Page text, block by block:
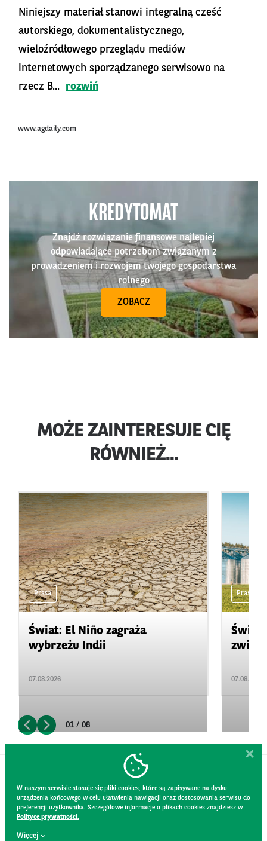
Niniejszy materiał stanowi integralną cześć
autorskiego, dokumentalistycznego,
wieloźródłowego przeglądu mediów
internetowych sporządzanego serwisowo na
rzecz B...
rozwiń
www.agdaily.com
KREDYTOMAT
Znajdź rozwiązanie finansowe najlepiej
odpowiadające potrzebom związanym z
prowadzeniem i rozwojem twojego gospodarstwa
rolnego
ZOBACZ
MOŻE ZAINTERESUJE CIĘ
RÓWNIEŻ...
Prasa
Świat: El Niño zagraża
wybrzeżu Indii
07.08.2026
Prasa
07.08.2026
01 / 08
W naszym serwisie stosuje się pliki cookies, które są zapisywane na dysku
urządzenia końcowego w celu ułatwienia nawigacji oraz dostosowania serwisu do
preferencji użytkownika. Szczegółowe informacje o plikach cookies znajdziesz w
Polityce prywatności.
Więcej
KONTAKT
REGULAMIN STRONY